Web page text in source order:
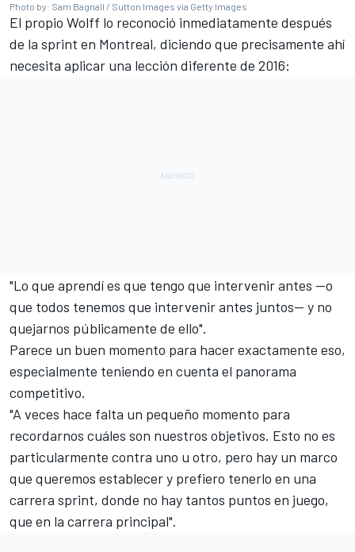
Photo by: Sam Bagnall / Sutton Images via Getty Images
El propio Wolff lo reconoció inmediatamente después
de la sprint en Montreal, diciendo que precisamente ahí
necesita aplicar una lección diferente de 2016:
"Lo que aprendí es que tengo que intervenir antes —o
que todos tenemos que intervenir antes juntos— y no
quejarnos públicamente de ello".
Parece un buen momento para hacer exactamente eso,
especialmente teniendo en cuenta el panorama
competitivo.
"A veces hace falta un pequeño momento para
recordarnos cuáles son nuestros objetivos. Esto no es
particularmente contra uno u otro, pero hay un marco
que queremos establecer y prefiero tenerlo en una
carrera sprint, donde no hay tantos puntos en juego,
que en la carrera principal".